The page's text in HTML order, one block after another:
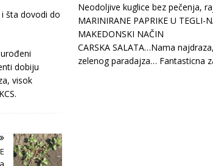
šta dovodi do
dobiju
visok
Neodoljive kuglice bez pečenja,
MARINIRANE PAPRIKE U TEGLI-
MAKEDONSKI NAČIN
CARSKA SALATA…Nama
zelenog paradajza… Fantasticna